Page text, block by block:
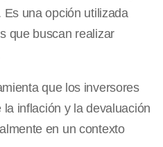
una opción utilizada
que buscan realizar
que los inversores
inflación y la devaluación
en un contexto